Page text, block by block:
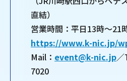
直結）
営業時間：平日13時～21
https://www.k-nic.jp/
Mail： event@k-nic.jp
7020